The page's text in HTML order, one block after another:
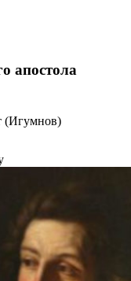
апостола
(Игумнов)